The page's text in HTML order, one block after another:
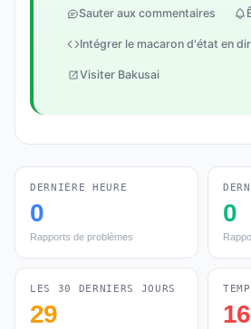
Sauter aux commentaires
Intégrer le macaron d'état en
Visiter Bakusai
DERNIÈRE HEURE
0
Rapports de problèmes
0
LES 30 DERNIERS JOURS
29